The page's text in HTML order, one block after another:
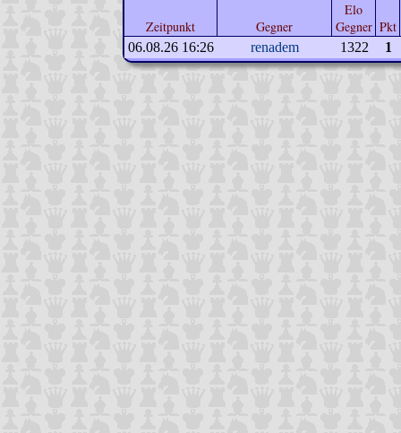
Zeitpunkt Gegner
Elo
Gegner Pkt
06.08.26 16:26 renadem 1322 1